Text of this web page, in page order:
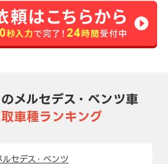
メルセデス・ベンツ車
車種ランキング
ルセデス・ベンツ